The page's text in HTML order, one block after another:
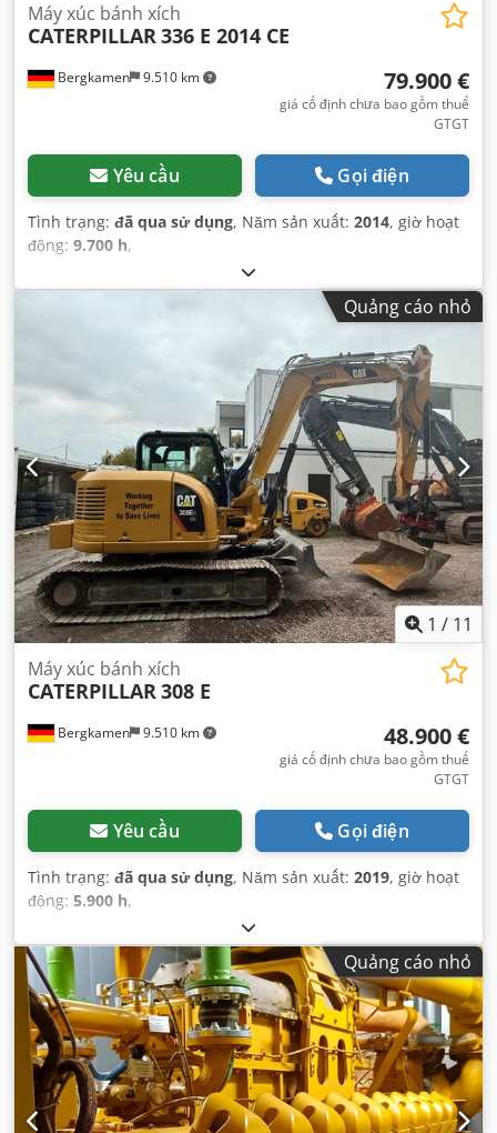
Bergkamen 9.510 km
Máy xúc bánh xích
CATERPILLAR336 E 2014 CE
79.900 €
giá cố định chưa bao gồm thuế
GTGT
Yêu cầu Gọi điện
Tình trạng: đã qua sử dụng, Năm sản xuất: 2014, giờ hoạt
động: 9.700 h,
Quảng cáo nhỏ
1 / 11
Bergkamen 9.510 km
Máy xúc bánh xích
CATERPILLAR 308 E
48.900 €
giá cố định chưa bao gồm thuế
GTGT
Yêu cầu Gọi điện
Tình trạng: đã qua sử dụng, Năm sản xuất: 2019, giờ hoạt
động: 5.900 h,
Quảng cáo nhỏ